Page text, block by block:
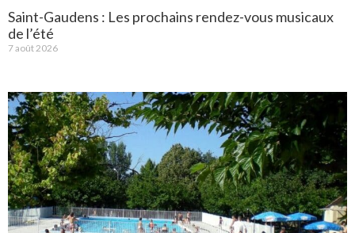
Saint-Gaudens : Les prochains rendez-vous musicaux
de l’été
7 août 2026